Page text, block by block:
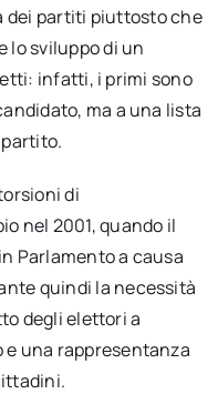
dei partiti piuttosto che
lo sviluppo di un
infatti, i primi sono
ma a una lista
di
nel 2001, quando il
Parlamento a causa
quindi la necessità
degli elettori a
una rappresentanza